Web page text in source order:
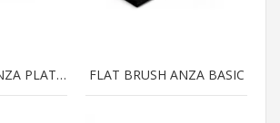
FLAT BRUSH ANZA PLATINUM FLAT BRUSH ANZA BASIC